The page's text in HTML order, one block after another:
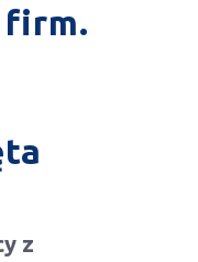
firm.
z